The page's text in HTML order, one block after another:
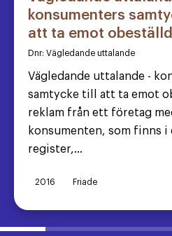
konsumenters
att ta emot
Dnr: Vägledande uttalande
Vägledande uttalande -
samtycke till att ta emot
reklam från ett företag
konsumenten, som finns i
register,...
2016 Friade